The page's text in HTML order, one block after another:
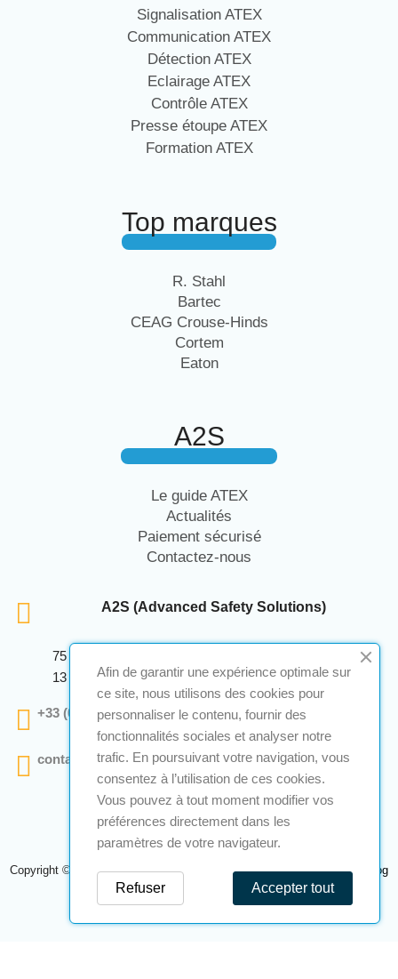
Signalisation ATEX
Communication ATEX
Détection ATEX
Eclairage ATEX
Contrôle ATEX
Presse étoupe ATEX
Formation ATEX
Top marques
R. Stahl
Bartec
CEAG Crouse-Hinds
Cortem
Eaton
A2S
Le guide ATEX
Actualités
Paiement sécurisé
Contactez-nous
A2S (Advanced Safety Solutions)
75 Avenue Marcellin Berthelot Anthelios Bâtiment E
13 290 Aix En Provence
+33 (0)4 12 28 00 69
contact@a2s-atex.com
Copyright © 2026 A2S Atex. Tous droits réservés. Une réalisationNavilog
Afin de garantir une expérience optimale sur
ce site, nous utilisons des cookies pour
personnaliser le contenu, fournir des
fonctionnalités sociales et analyser notre
trafic. En poursuivant votre navigation, vous
consentez à l’utilisation de ces cookies.
Vous pouvez à tout moment modifier vos
préférences directement dans les
paramètres de votre navigateur.
Accepter tout
Refuser